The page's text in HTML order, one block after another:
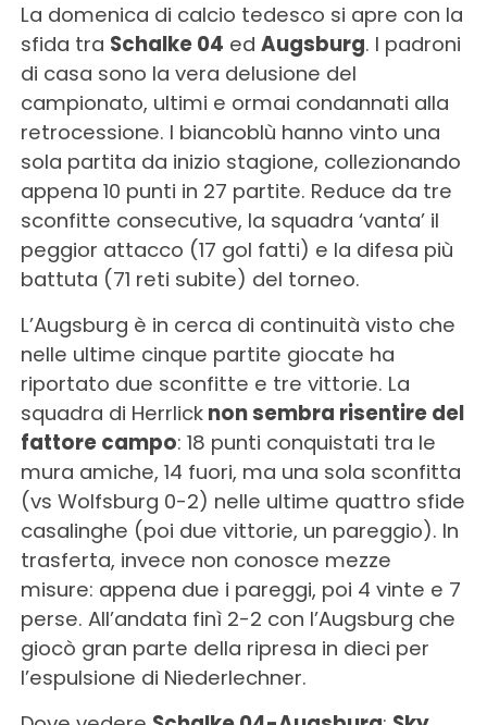
La domenica di calcio tedesco si apre con la
sfida tra Schalke 04 ed Augsburg. I padroni
di casa sono la vera delusione del
campionato, ultimi e ormai condannati alla
retrocessione. I biancoblù hanno vinto una
sola partita da inizio stagione, collezionando
appena 10 punti in 27 partite. Reduce da tre
sconfitte consecutive, la squadra ‘vanta’ il
peggior attacco (17 gol fatti) e la difesa più
battuta (71 reti subite) del torneo.
L’Augsburg è in cerca di continuità visto che
nelle ultime cinque partite giocate ha
riportato due sconfitte e tre vittorie. La
squadra di Herrlicknon sembra risentire del
fattore campo: 18 punti conquistati tra le
mura amiche, 14 fuori, ma una sola sconfitta
(vs Wolfsburg 0-2) nelle ultime quattro sfide
casalinghe (poi due vittorie, un pareggio). In
trasferta, invece non conosce mezze
misure: appena due i pareggi, poi 4 vinte e 7
perse. All’andata finì 2-2 con l’Augsburg che
giocò gran parte della ripresa in dieci per
l’espulsione di Niederlechner.